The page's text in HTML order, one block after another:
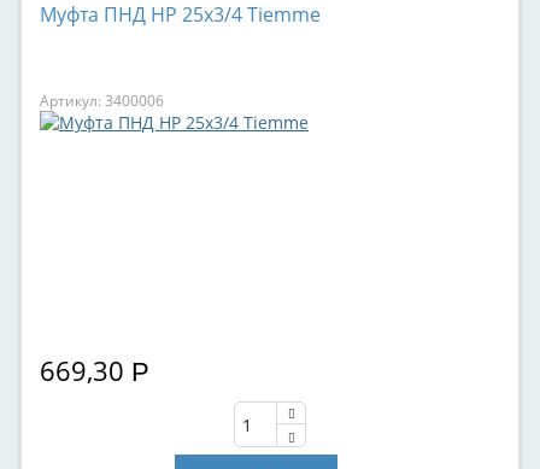
Муфта ПНД НР 25x3/4 Tiemme
Артикул: 3400006
669,30 Р